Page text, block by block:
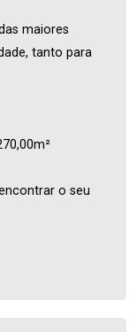
maiores
tanto para
o seu